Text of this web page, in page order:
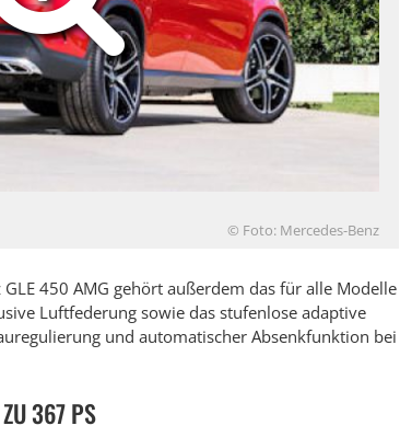
© Foto: Mercedes-Benz
450 AMG gehört außerdem das für alle Modelle
Luftfederung sowie das stufenlose adaptive
und automatischer Absenkfunktion bei
367 PS